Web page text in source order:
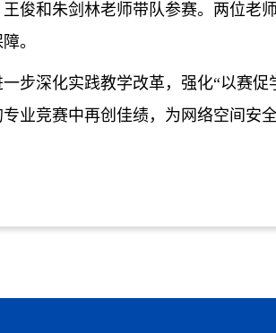
王俊和朱剑林老师带队参赛。两位老
。
步深化实践教学改革，强化“以赛促
业竞赛中再创佳绩，为网络空间安